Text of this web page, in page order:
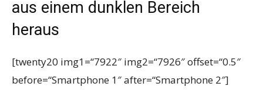
aus einem dunklen Bereich
heraus
[twenty20 img1=“7922″ img2=“7926″ offset=“0.5″
before=“Smartphone 1″ after=“Smartphone 2″]